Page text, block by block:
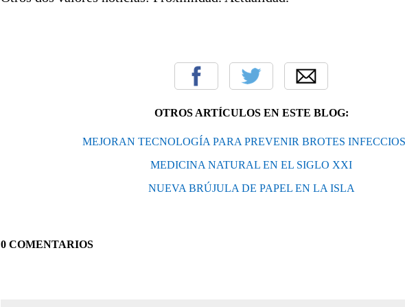
OTROS ARTÍCULOS EN ESTE BLOG:
MEJORAN TECNOLOGÍA PARA PREVENIR BROTES
MEDICINA NATURAL EN EL SIGLO XXI
NUEVA BRÚJULA DE PAPEL EN LA ISLA
0 COMENTARIOS